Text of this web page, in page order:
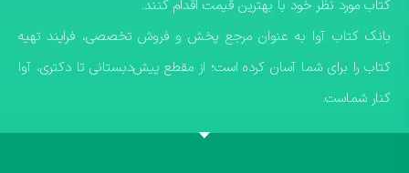
کتاب مورد نظر خود با بهترین قیمت اقدام کنند.
​بانک کتاب آوا به عنوان مرجع پخش و فروش تخصصی، فرایند تهیه
کتاب را برای شما آسان کرده است؛ از مقطع پیش‌دبستانی تا دکتری، آوا
کنار شماست.